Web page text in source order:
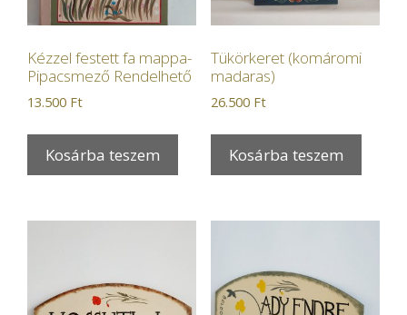
Kézzel festett fa mappa-
Pipacsmező Rendelhető
13.500 Ft
Kosárba teszem
Tükörkeret (komáromi
madaras)
26.500 Ft
Kosárba teszem